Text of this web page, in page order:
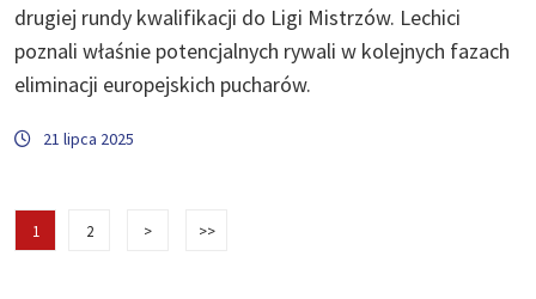
drugiej rundy kwalifikacji do Ligi Mistrzów. Lechici
poznali właśnie potencjalnych rywali w kolejnych fazach
eliminacji europejskich pucharów.
21 lipca 2025
1 2 > >>